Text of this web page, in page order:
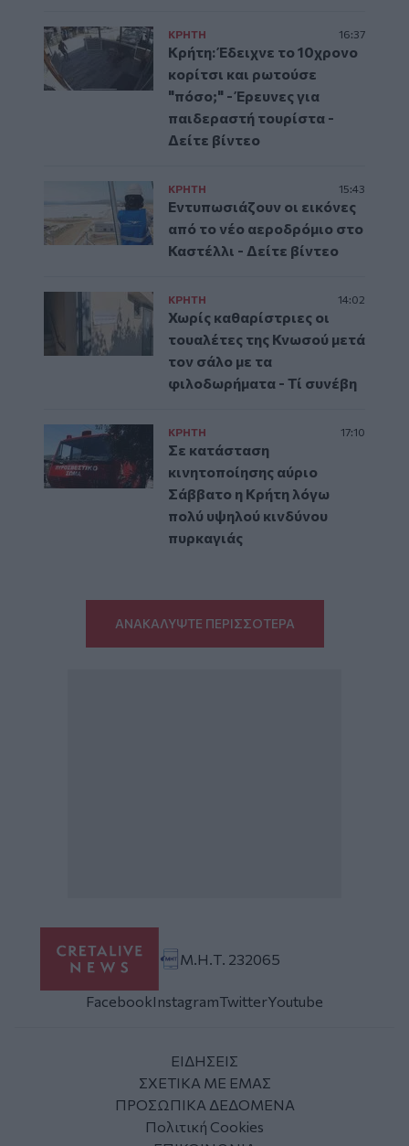
ΚΡΗΤΗ 16:37
Κρήτη: Έδειχνε το 10χρονο
κορίτσι και ρωτούσε
"πόσο;" - Έρευνες για
παιδεραστή τουρίστα -
Δείτε βίντεο
ΚΡΗΤΗ 15:43
Εντυπωσιάζουν οι εικόνες
από το νέο αεροδρόμιο στο
Καστέλλι - Δείτε βίντεο
ΚΡΗΤΗ 14:02
Χωρίς καθαρίστριες οι
τουαλέτες της Κνωσού μετά
τον σάλο με τα
φιλοδωρήματα - Τί συνέβη
ΚΡΗΤΗ 17:10
Σε κατάσταση
κινητοποίησης αύριο
Σάββατο η Κρήτη λόγω
πολύ υψηλού κινδύνου
πυρκαγιάς
ΑΝΑΚΑΛΥΨΤΕ ΠΕΡΙΣΣΟΤΕΡΑ
Μ.Η.Τ. 232065
FacebookInstagramTwitterYoutube
ΕΙΔΗΣΕΙΣ
ΣΧΕΤΙΚΑ ΜΕ ΕΜΑΣ
ΠΡΟΣΩΠΙΚΑ ΔΕΔΟΜΕΝΑ
Πολιτική Cookies